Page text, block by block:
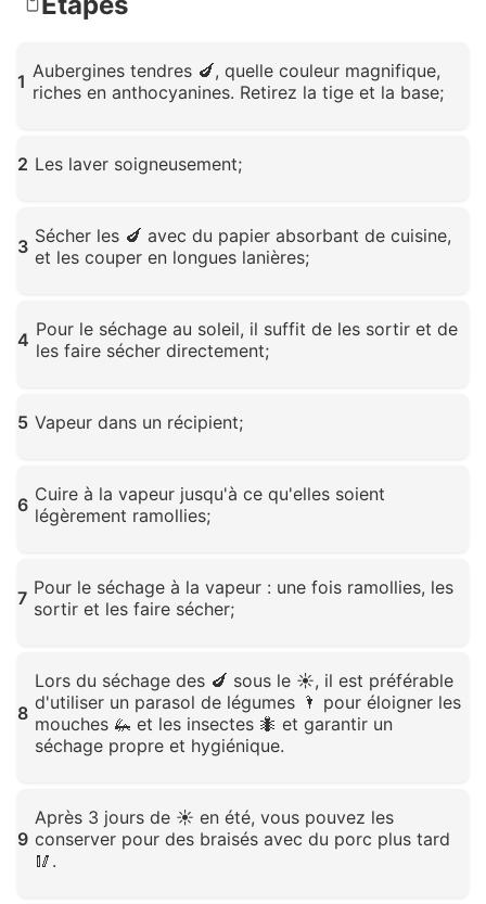
1 Aubergines tendres 🍆, quelle couleur magnifique,
riches en anthocyanines. Retirez la tige et la base;
2 Les laver soigneusement;
3 Sécher les 🍆 avec du papier absorbant de cuisine,
et les couper en longues lanières;
4 Pour le séchage au soleil, il suffit de les sortir et de
les faire sécher directement;
5 Vapeur dans un récipient;
6 Cuire à la vapeur jusqu'à ce qu'elles soient
légèrement ramollies;
7 Pour le séchage à la vapeur : une fois ramollies, les
sortir et les faire sécher;
8
Lors du séchage des 🍆 sous le ☀️, il est préférable
d'utiliser un parasol de légumes 🌂 pour éloigner les
mouches 🦗 et les insectes 🐜 et garantir un
séchage propre et hygiénique.
9
Après 3 jours de ☀️ en été, vous pouvez les
conserver pour des braisés avec du porc plus tard
🥢.